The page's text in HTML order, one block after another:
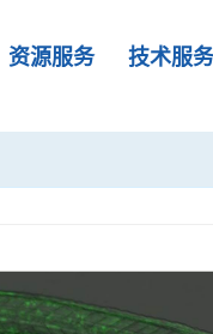
资源服务 技术服务